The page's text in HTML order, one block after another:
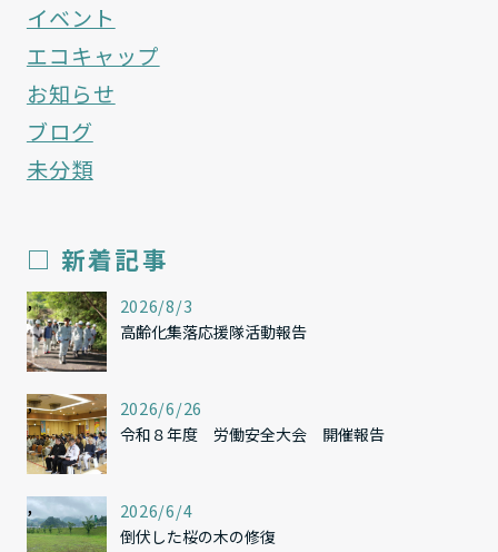
イベント
エコキャップ
お知らせ
ブログ
未分類
□ 新着記事
, 2026/8/3
高齢化集落応援隊活動報告
, 2026/6/26
令和８年度 労働安全大会 開催報告
, 2026/6/4
倒伏した桜の木の修復